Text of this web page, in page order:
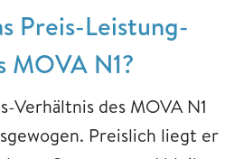
Preis-Leistung-
MOVA N1?
Verhältnis des MOVA N1
Preislich liegt er